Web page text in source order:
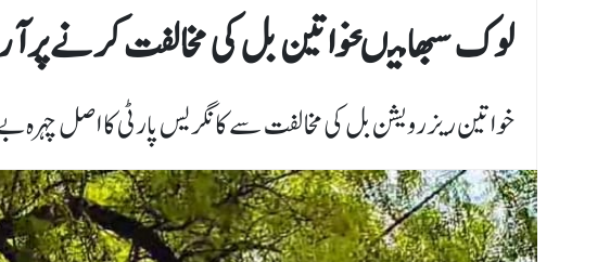
لوک سبھا میںخواتین بل کی مخالفت کرنے پر آر
خواتین ریزرویشن بل کی مخالفت سے کانگریس پارٹی کا اصل چہرہ